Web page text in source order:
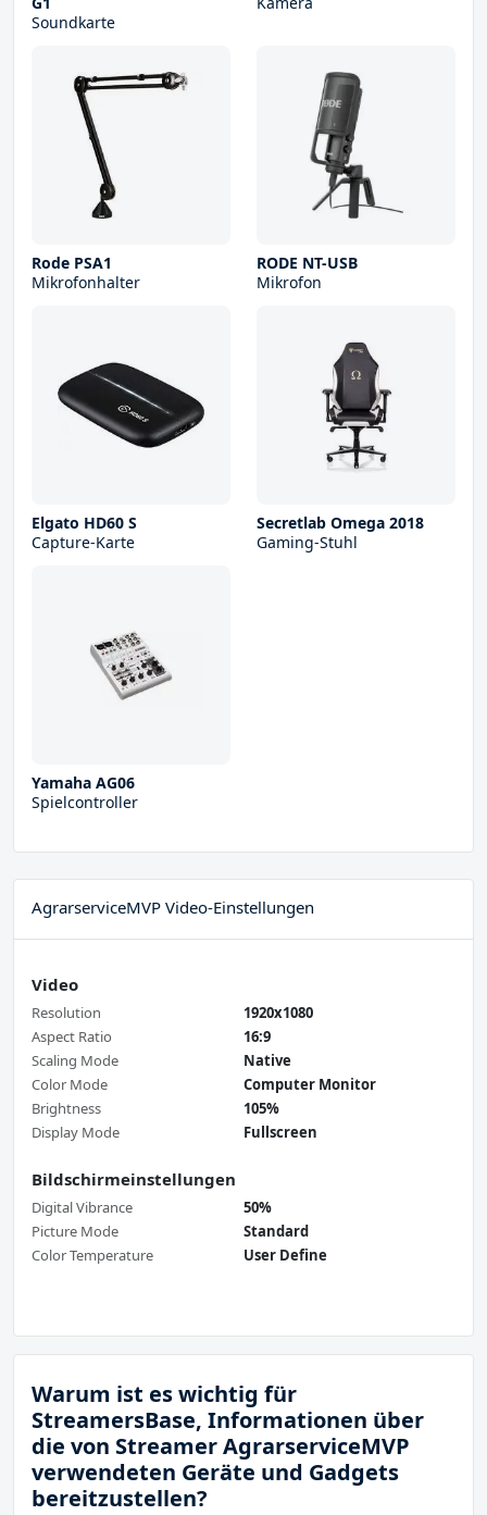
Soundkarte
Rode PSA1
Mikrofonhalter
RODE NT-USB
Mikrofon
Elgato HD60 S
Capture-Karte
Secretlab Omega 2018
Gaming-Stuhl
Yamaha AG06
Spielcontroller
AgrarserviceMVP Video-Einstellungen
Video
Resolution
1920x1080
Aspect Ratio
16:9
Scaling Mode
Native
Color Mode
Computer Monitor
Brightness
105%
Display Mode
Fullscreen
Bildschirmeinstellungen
Digital Vibrance
50%
Picture Mode
Standard
Color Temperature
User Define
Warum ist es wichtig für
StreamersBase, Informationen über
die von Streamer AgrarserviceMVP
verwendeten Geräte und Gadgets
bereitzustellen?